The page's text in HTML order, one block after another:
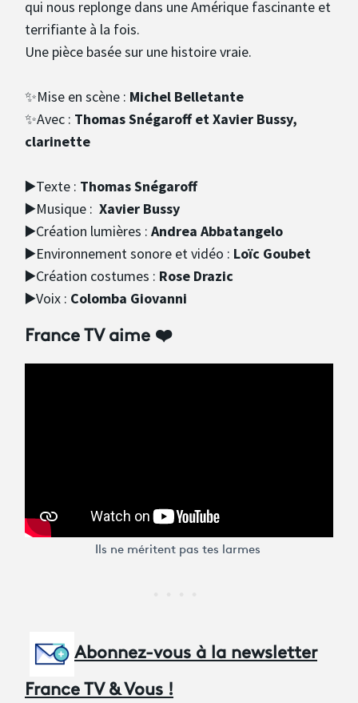
qui nous replonge dans une Amérique fascinante et
terrifiante à la fois.
Une pièce basée sur une histoire vraie.
✨Mise en scène : Michel Belletante
✨Avec : Thomas Snégaroff et Xavier Bussy,
clarinette
▶️Texte : Thomas Snégaroff
▶️Musique : Xavier Bussy
▶️Création lumières : Andrea Abbatangelo
▶️Environnement sonore et vidéo : Loïc Goubet
▶️Création costumes : Rose Drazic
▶️Voix : Colomba Giovanni
France TV aime ❤️
Ils ne méritent pas tes larmes
Abonnez-vous à la newsletter
France TV & Vous !